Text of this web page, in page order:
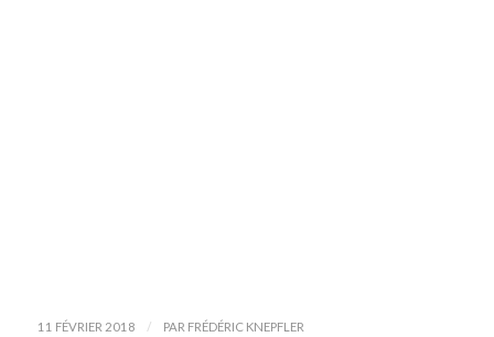
11 FÉVRIER 2018 / PAR FRÉDÉRIC KNEPFLER